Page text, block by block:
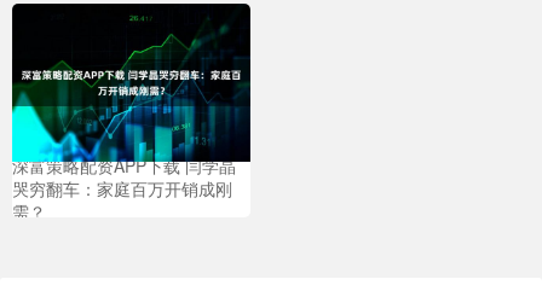
深富策略配资APP下载 闫学晶
哭穷翻车：家庭百万开销成刚
需？